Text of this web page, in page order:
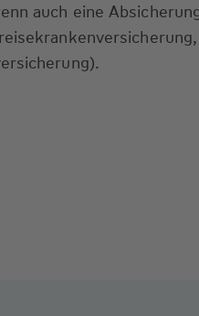
auch eine